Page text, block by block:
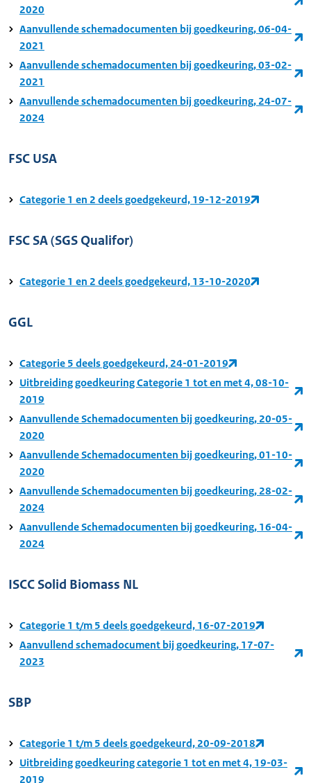
2020
Aanvullende schemadocumenten bij goedkeuring, 06-04-
2021
Aanvullende schemadocumenten bij goedkeuring, 03-02-
2021
Aanvullende schemadocumenten bij goedkeuring, 24-07-
2024
FSC USA
Categorie 1 en 2 deels goedgekeurd, 19-12-2019
FSC SA (SGS Qualifor)
Categorie 1 en 2 deels goedgekeurd, 13-10-2020
GGL
Categorie 5 deels goedgekeurd, 24-01-2019
Uitbreiding goedkeuring Categorie 1 tot en met 4, 08-10-
2019
Aanvullende Schemadocumenten bij goedkeuring, 20-05-
2020
Aanvullende Schemadocumenten bij goedkeuring, 01-10-
2020
Aanvullende Schemadocumenten bij goedkeuring, 28-02-
2024
Aanvullende Schemadocumenten bij goedkeuring, 16-04-
2024
ISCC Solid Biomass NL
Categorie 1 t/m 5 deels goedgekeurd, 16-07-2019
Aanvullend schemadocument bij goedkeuring, 17-07-
2023
SBP
Categorie 1 t/m 5 deels goedgekeurd, 20-09-2018
Uitbreiding goedkeuring categorie 1 tot en met 4, 19-03-
2019